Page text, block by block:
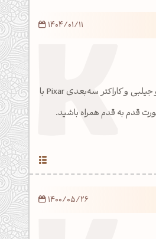
ترند امروز دنیای دیجیتال؛ تبدیل عکس به انیمه استدیو جیلبی و کاراکتر سه‌بعدی Pixar با
1404/01/11
1400/05/26